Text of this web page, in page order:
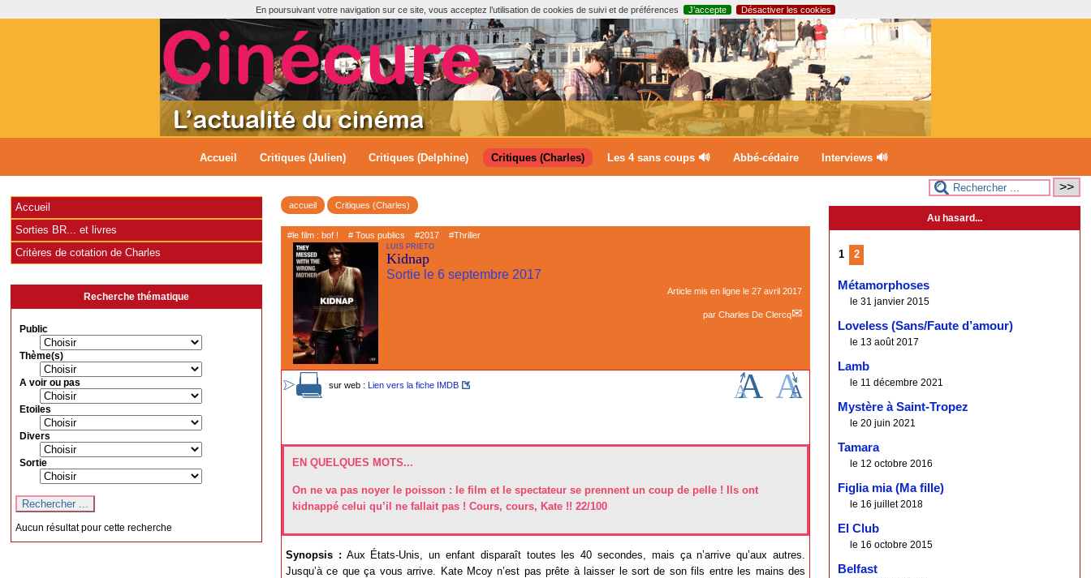
En poursuivant votre navigation sur ce site, vous acceptez l’utilisation de cookies de suivi et de préférences J’accepte Désactiver les cookies
Accueil Critiques (Julien) Critiques (Delphine) Critiques (Charles) Les 4 sans coups 🔊 Abbé-cédaire Interviews 🔊
accueil Critiques (Charles)
#le film : bof ! # Tous publics #2017 #Thriller
LUIS PRIETO
Kidnap
Sortie le 6 septembre 2017
Article mis en ligne le 27 avril 2017
par Charles De Clercq
EN QUELQUES MOTS...
On ne va pas noyer le poisson : le film et le spectateur se prennent un coup de pelle ! Ils ont
kidnappé celui qu’il ne fallait pas ! Cours, cours, Kate !! 22/100
sur web : Lien vers la fiche IMDB
Synopsis : Aux États-Unis, un enfant disparaît toutes les 40 secondes, mais ça n’arrive qu’aux autres.
Jusqu’à ce que ça vous arrive. Kate Mcoy n’est pas prête à laisser le sort de son fils entre les mains des
Accueil
Sorties BR... et livres
Critères de cotation de Charles
Recherche thématique
Public
Thème(s)
A voir ou pas
Etoiles
Divers
Sortie
Aucun résultat pour cette recherche
Au hasard...
1 2
Métamorphoses
le 31 janvier 2015
Loveless (Sans/Faute d’amour)
le 13 août 2017
Lamb
le 11 décembre 2021
Mystère à Saint-Tropez
le 20 juin 2021
Tamara
le 12 octobre 2016
Figlia mia (Ma fille)
le 16 juillet 2018
El Club
le 16 octobre 2015
Belfast